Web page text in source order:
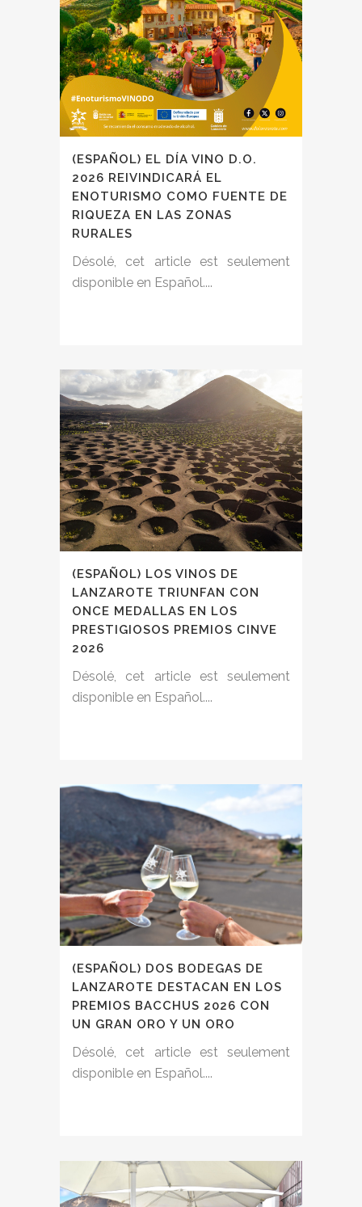
(ESPAÑOL) EL DÍA VINO D.O.
2026 REIVINDICARÁ EL
ENOTURISMO COMO FUENTE DE
RIQUEZA EN LAS ZONAS
RURALES
Désolé, cet article est seulement
disponible en Español....
(ESPAÑOL) LOS VINOS DE
LANZAROTE TRIUNFAN CON
ONCE MEDALLAS EN LOS
PRESTIGIOSOS PREMIOS CINVE
2026
Désolé, cet article est seulement
disponible en Español....
(ESPAÑOL) DOS BODEGAS DE
LANZAROTE DESTACAN EN LOS
PREMIOS BACCHUS 2026 CON
UN GRAN ORO Y UN ORO
Désolé, cet article est seulement
disponible en Español....